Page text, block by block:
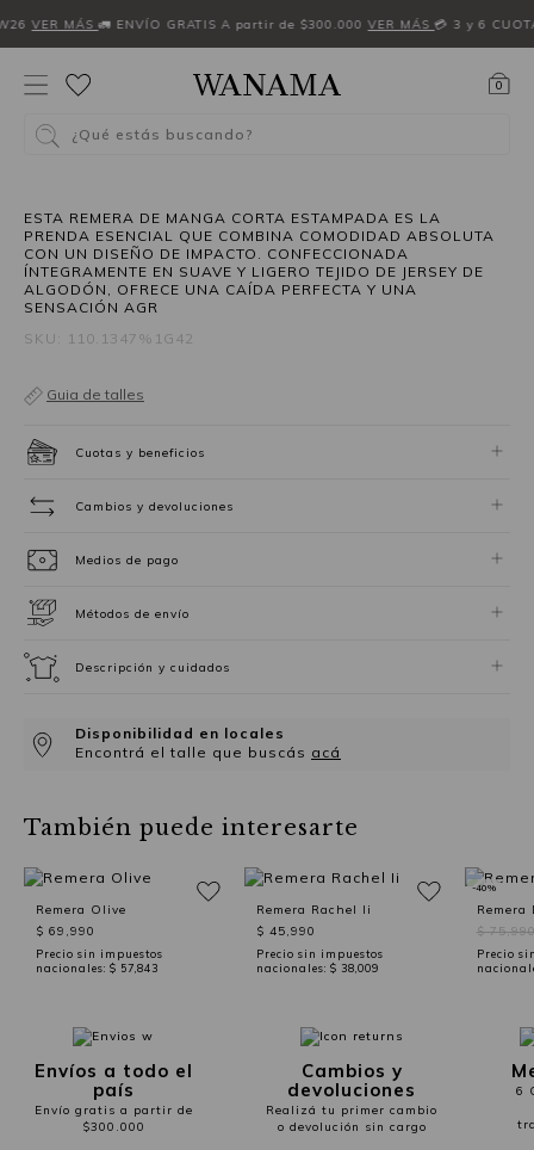
VER MÁS 🚛 ENVÍO GRATIS A partir de $300.000 VER MÁS 💳 3 y 6
0
¿Qué estás buscando?
ESTA REMERA DE MANGA CORTA ESTAMPADA ES LA
PRENDA ESENCIAL QUE COMBINA COMODIDAD ABSOLUTA
CON UN DISEÑO DE IMPACTO. CONFECCIONADA
ÍNTEGRAMENTE EN SUAVE Y LIGERO TEJIDO DE JERSEY DE
ALGODÓN, OFRECE UNA CAÍDA PERFECTA Y UNA
SENSACIÓN AGR
SKU: 110.1347%1G42
Guia de talles
Cuotas y beneficios
Cambios y devoluciones
Medios de pago
Métodos de envío
Descripción y cuidados
Disponibilidad en locales
Encontrá el talle que buscás acá
También puede interesarte
Remera Olive
$ 69,990
Precio sin impuestos
nacionales: $ 57,843
Remera Rachel Ii
$ 45,990
Precio sin impuestos
nacionales: $ 38,009
Remera
$
Precio
-40%
Envíos a todo el
país
Envío gratis a partir de
$300.000
Cambios y
devoluciones
Realizá tu primer cambio
o devolución sin cargo
6